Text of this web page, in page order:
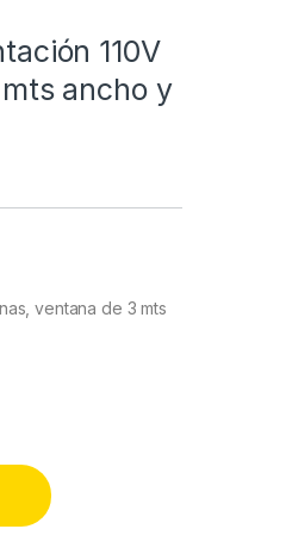
110V
ancho y
ventana de 3 mts
ventana de 3 mts